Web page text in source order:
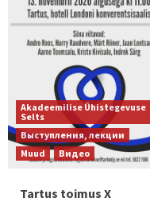
Akadeemilise Ühistegevuse
Selts
Выступления, лекции
Muud
Видео
Tartus toimus X